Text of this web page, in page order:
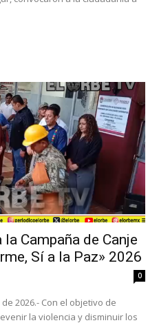
Campaña de Canje
Sí a la Paz» 2026
0
2026.- Con el objetivo de
la violencia y disminuir los